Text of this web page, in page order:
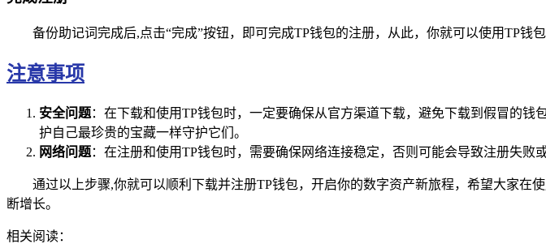
备份助记词完成后,点击“完成”按钮，即可完成TP钱包的注册，从此，你就可以使用TP钱
注意事项
安全问题：在下载和使用TP钱包时，一定要确保从官方渠道下载，避免下载到假冒的
护自己最珍贵的宝藏一样守护它们。
网络问题：在注册和使用TP钱包时，需要确保网络连接稳定，否则可能会导致注册失
通过以上步骤,你就可以顺利下载并注册TP钱包，开启你的数字资产新旅程，希望大家
断增长。
相关阅读：